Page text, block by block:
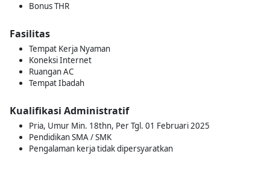
Bonus THR
Fasilitas
Tempat Kerja Nyaman
Koneksi Internet
Ruangan AC
Tempat Ibadah
Kualifikasi Administratif
Pria, Umur Min. 18thn, Per Tgl. 01 Februari 2025
Pendidikan SMA / SMK
Pengalaman kerja tidak dipersyaratkan